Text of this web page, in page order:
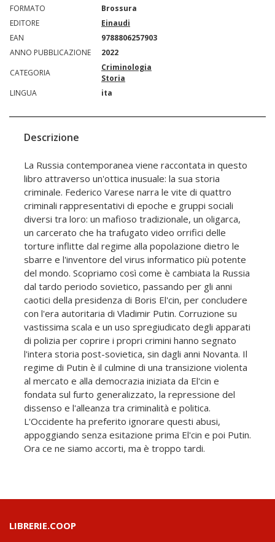
FORMATO
Brossura
EDITORE
Einaudi
EAN
9788806257903
ANNO PUBBLICAZIONE
2022
CATEGORIA
Criminologia
Storia
LINGUA
ita
Descrizione
La Russia contemporanea viene raccontata in questo
libro attraverso un'ottica inusuale: la sua storia
criminale. Federico Varese narra le vite di quattro
criminali rappresentativi di epoche e gruppi sociali
diversi tra loro: un mafioso tradizionale, un oligarca,
un carcerato che ha trafugato video orrifici delle
torture inflitte dal regime alla popolazione dietro le
sbarre e l'inventore del virus informatico più potente
del mondo. Scopriamo così come è cambiata la Russia
dal tardo periodo sovietico, passando per gli anni
caotici della presidenza di Boris El'cin, per concludere
con l'era autoritaria di Vladimir Putin. Corruzione su
vastissima scala e un uso spregiudicato degli apparati
di polizia per coprire i propri crimini hanno segnato
l'intera storia post-sovietica, sin dagli anni Novanta. Il
regime di Putin è il culmine di una transizione violenta
al mercato e alla democrazia iniziata da El'cin e
fondata sul furto generalizzato, la repressione del
dissenso e l'alleanza tra criminalità e politica.
L'Occidente ha preferito ignorare questi abusi,
appoggiando senza esitazione prima El'cin e poi Putin.
Ora ce ne siamo accorti, ma è troppo tardi.
LIBRERIE.COOP